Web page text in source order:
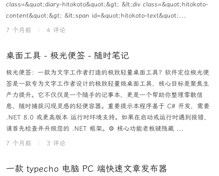
class=&quot;diary-hitokoto&quot;&gt; &lt;div class=&quot;hitokoto-
content&quot;&gt; &lt;span id=&quot;hitokoto-text&quot;...
7 个月前
4 评论
桌面工具 - 极光便签 - 随时笔记
极光便签：一款为文字工作者打造的极致轻量桌面工具？软件定位极光便
签是一款专为文字工作者设计的极致轻量级桌面工具，核心目标是聚焦生
产力提升。它不仅仅是一个随手的记事本，更是一个帮助你整理零散信
息、随时捕捉闪现灵感的轻便容器。重要提示本程序基于 C# 开发，需要
.NET 8.0 或更高版本 运行时环境支持。如果在启动或运行时遇到报错，
请首先检查并升级您的 .NET 框架。⚙️ 核心功能老板键隐藏 ...
7 个月前
3 评论
一款 typecho 电脑 PC 端快速文章发布器